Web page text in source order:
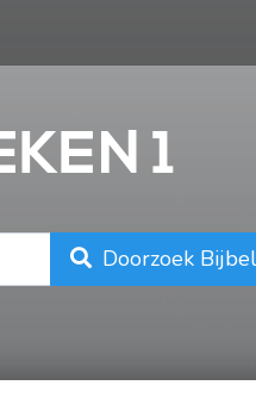
1
Doorzoek Bijbel